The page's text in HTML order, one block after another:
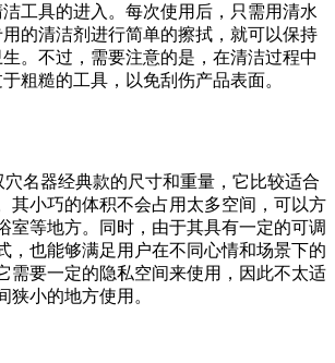
工具的进入。每次使用后，只需用清水
的清洁剂进行简单的擦拭，就可以保持
。不过，需要注意的是，在清洁过程中
粗糙的工具，以免刮伤产品表面。
名器经典款的尺寸和重量，它比较适合
其小巧的体积不会占用太多空间，可以方
室等地方。同时，由于其具有一定的可调
，也能够满足用户在不同心情和场景下的
需要一定的隐私空间来使用，因此不太适
狭小的地方使用。